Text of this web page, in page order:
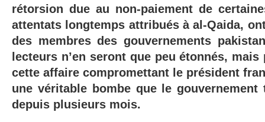
rétorsion due au non-paiement de
attentats longtemps attribués à al-Qaida,
des membres des gouvernements
lecteurs n’en seront que peu étonnés,
cette affaire compromettant le président
une véritable bombe que le gouvernement
depuis plusieurs mois.